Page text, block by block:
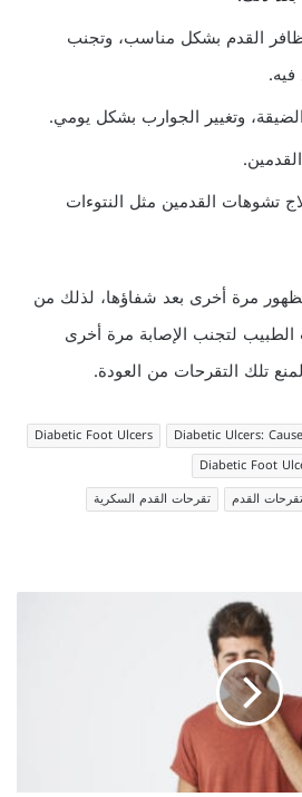
القدم بشكل مناسب، وتجنب
وتغيير الجوارب بشكل يومي.
تشوهات القدمين مثل النتوءات
مرة أخرى بعد شفاؤها، لذلك من
الطبيب لتجنب الإصابة مرة أخرى
تلك التقرحات من العودة.
Diabetic Ulcers:
Diabetic Foot Ulcers
Diabetic Foot
تقرحات القدم
تقرحات القدم السكرية